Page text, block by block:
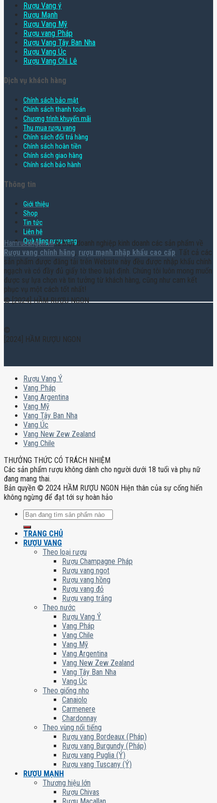
Rượu Vang ý
Rượu Mạnh
Rượu Vang Mỹ
Rượu vang Pháp
Rượu Vang Tây Ban Nha
Rượu Vang Úc
Rượu Vang Chi Lê
Dịch vụ khách hàng
Chính sách bảo mật
Chính sách thanh toán
Chương trình khuyến mãi
Thu mua rượu vang
Chính sách đổi trả hàng
Chính sách hoàn tiền
Chính sách giao hàng
Chính sách bảo hành
Thông tin
Giới thiệu
Shop
Tin tức
Liên hệ
Quà tặng rượu vang
Hamruoungon.vnlà một doanh nghiệp kinh doanh các sản phẩm về
Rượu vang chính hãng, rượu mạnh nhập khẩu cao cấp. Tất cả các
sản phẩm được đăng tải trên Website này đều được nhập khẩu chính
ngạch và có đầy đủ giấy tờ theo luật định. Chúng tôi luôn mong muốn
được sự lựa chọn và tin tưởng từ khách hàng, cũng như cam kết
phục vụ một cách tốt nhất!
© [2024] HẦM RƯỢU NGON
©
[2024] HẦM RƯỢU NGON
Rượu Vang Ý
Vang Pháp
Vang Argentina
Vang Mỹ
Vang Tây Ban Nha
Vang Úc
Vang New Zew Zealand
Vang Chile
THƯỞNG THỨC CÓ TRÁCH NHIỆM
Các sản phẩm rượu không dành cho người dưới 18 tuổi và phụ nữ
đang mang thai.
Bản quyền © 2024 HẦM RƯỢU NGON Hiện thân của sự cống hiến
không ngừng để đạt tới sự hoàn hảo
Tìm
kiếm:
TRANG CHỦ
RƯỢU VANG
Theo loại rượu
Rượu Champagne Pháp
Rượu vang ngọt
Rượu vang hồng
Rượu vang đỏ
Rượu vang trắng
Theo nước
Rượu Vang Ý
Vang Pháp
Vang Chile
Vang Mỹ
Vang Argentina
Vang New Zew Zealand
Vang Tây Ban Nha
Vang Úc
Theo giống nho
Canaiolo
Carmenere
Chardonnay
Theo vùng nổi tiếng
Rượu vang Bordeaux (Pháp)
Rượu vang Burgundy (Pháp)
Rượu vang Puglia (Ý)
Rượu vang Tuscany (Ý)
RƯỢU MẠNH
Thương hiệu lớn
Rượu Chivas